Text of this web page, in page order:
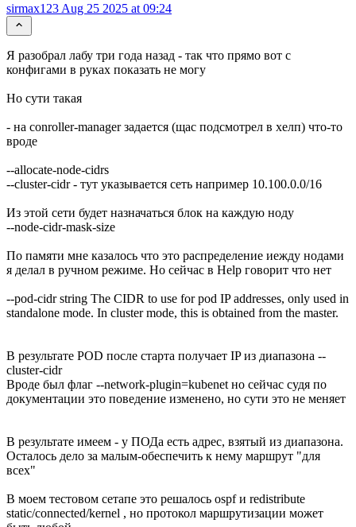
sirmax123 Aug 25 2025 at 09:24
Я разобрал лабу три года назад - так что прямо вот с
конфигами в руках показать не могу
Но сути такая
- на conroller-manager задается (щас подсмотрел в хелп) что-то
вроде
--allocate-node-cidrs
--cluster-cidr - тут указывается сеть например 10.100.0.0/16
Из этой сети будет назначаться блок на каждую ноду
--node-cidr-mask-size
По памяти мне казалось что это распределение иежду нодами
я делал в ручном режиме. Но сейчас в Help говорит что нет
--pod-cidr string The CIDR to use for pod IP addresses, only used in
standalone mode. In cluster mode, this is obtained from the master.
В результате POD после старта получает IP из диапазона --
cluster-cidr
Вроде был флаг --network-plugin=kubenet но сейчас судя по
документации это поведение изменено, но сути это не меняет
В результате имеем - у ПОДа есть адрес, взятый из диапазона.
Осталось дело за малым-обеспечить к нему маршрут "для
всех"
В моем тестовом сетапе это решалось ospf и redistribute
static/connected/kernel , но протокол маршрутизации может